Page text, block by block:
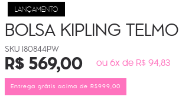
LANÇAMENTO
BOLSA KIPLING TELMO
I80844PW
R$569,00 ou 6x de R$ 94,83
Entrega grátis acima de R$999,00